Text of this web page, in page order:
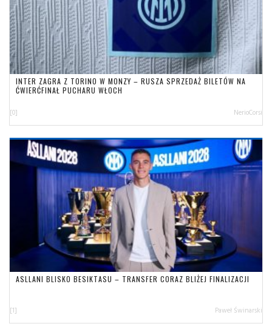
INTER ZAGRA Z TORINO W MONZY – RUSZA SPRZEDAŻ BILETÓW NA
ĆWIERĆFINAŁ PUCHARU WŁOCH
[0] NerioCorsi
ASLLANI BLISKO BESIKTASU – TRANSFER CORAZ BLIŻEJ FINALIZACJI
[1] Paweł Świnarski